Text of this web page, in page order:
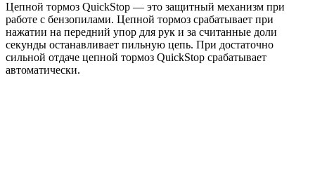
Цепной тормоз QuickStop — это защитный механизм при
работе с бензопилами. Цепной тормоз срабатывает при
нажатии на передний упор для рук и за считанные доли
секунды останавливает пильную цепь. При достаточно
сильной отдаче цепной тормоз QuickStop срабатывает
автоматически.